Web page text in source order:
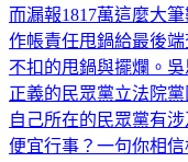
而漏報1817萬這麼大
作帳責任甩鍋給最後
不扣的甩鍋與擺爛。
正義的民眾黨立法院
自己所在的民眾黨有
便宜行事？一句你相